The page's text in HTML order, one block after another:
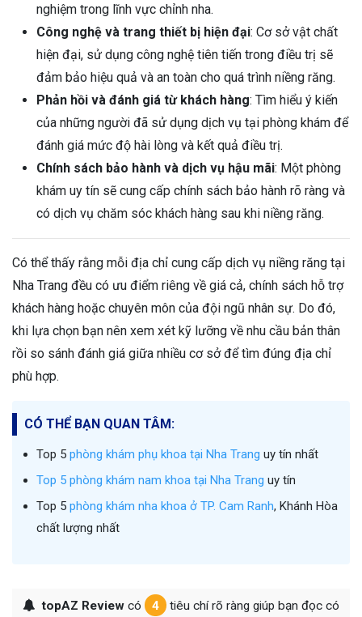
nghiệm trong lĩnh vực chỉnh nha.
Công nghệ và trang thiết bị hiện đại: Cơ sở vật chất
hiện đại, sử dụng công nghệ tiên tiến trong điều trị sẽ
đảm bảo hiệu quả và an toàn cho quá trình niềng răng.
Phản hồi và đánh giá từ khách hàng: Tìm hiểu ý kiến
của những người đã sử dụng dịch vụ tại phòng khám để
đánh giá mức độ hài lòng và kết quả điều trị.
Chính sách bảo hành và dịch vụ hậu mãi: Một phòng
khám uy tín sẽ cung cấp chính sách bảo hành rõ ràng và
có dịch vụ chăm sóc khách hàng sau khi niềng răng.
Có thể thấy rằng mỗi địa chỉ cung cấp dịch vụ niềng răng tại
Nha Trang đều có ưu điểm riêng về giá cả, chính sách hỗ trợ
khách hàng hoặc chuyên môn của đội ngũ nhân sự. Do đó,
khi lựa chọn bạn nên xem xét kỹ lưỡng về nhu cầu bản thân
rồi so sánh đánh giá giữa nhiều cơ sở để tìm đúng địa chỉ
phù hợp.
CÓ THỂ BẠN QUAN TÂM:
Top 5 phòng khám phụ khoa tại Nha Trang uy tín nhất
Top 5 phòng khám nam khoa tại Nha Trang uy tín
Top 5 phòng khám nha khoa ở TP. Cam Ranh, Khánh Hòa
chất lượng nhất
topAZ Reviewcó 4
tiêu chí rõ ràng giúp bạn đọc có